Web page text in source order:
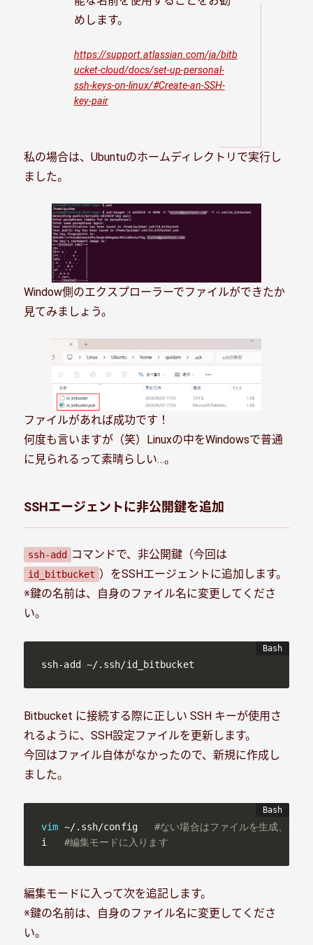
めします。
https://support.atlassian.com/ja/bitb
ucket-cloud/docs/set-up-personal-
ssh-keys-on-linux/#Create-an-SSH-
key-pair
私の場合は、Ubuntuのホームディレクトリで実行し
ました。
Window側のエクスプローラーでファイルができたか
見てみましょう。
ファイルがあれば成功です！
何度も言いますが（笑）Linuxの中をWindowsで普通
に見られるって素晴らしい…。
SSHエージェントに非公開鍵を追加
ssh-add コマンドで、非公開鍵（今回は
id_bitbucket ）をSSHエージェントに追加します。
※鍵の名前は、自身のファイル名に変更してくださ
い。
ssh-add ~/.ssh/id_bitbucket
Bitbucket に接続する際に正しい SSH キーが使用さ
れるように、SSH設定ファイルを更新します。
今回はファイル自体がなかったので、新規に作成し
ました。
vim ~/.ssh/config #ない場合はファイルを生成、ある
i #編集モードに入ります
編集モードに入って次を追記します。
※鍵の名前は、自身のファイル名に変更してくださ
い。